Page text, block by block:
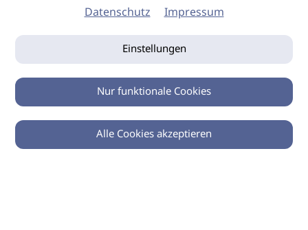
0
Datenschutz Impressum
Einstellungen
Nur funktionale Cookies
Alle Cookies akzeptieren